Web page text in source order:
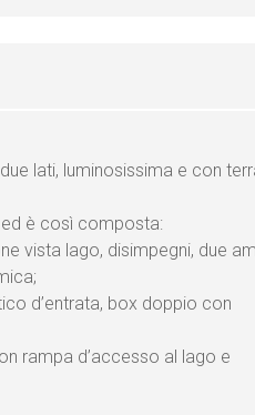
lati, luminosissima e con
è così composta:
vista lago, disimpegni, due
d’entrata, box doppio con
rampa d’accesso al lago e